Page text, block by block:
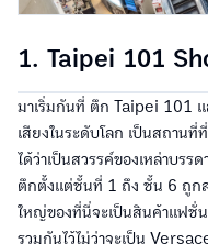
1. Taipei 101
มาเริ่มกันที่ ตึก Taipei 101
เสียงในระดับโลก เป็นสถานที่
ได้ว่าเป็นสวรรค์ของเหล่าบร
ตึกตั้งแต่ชั้นที่ 1 ถึง ชั้น 6 ถูกส
ใหญ่ของที่นี่จะเป็นสินค้าแฟชั่
รวมกันไว้ไม่ว่าจะเป็น